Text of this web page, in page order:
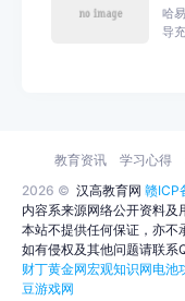
哈
导
2026 © 汉高教育网 赣ICP
内容系来源网络公开资料及
本站不提供任何保证，亦不
如有侵权及其他问题请联
财丁黄金网宏观知识网电池
豆游戏网
教育资讯 学习心得